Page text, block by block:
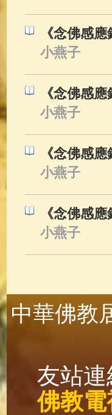
《念佛感
小燕子
《念佛感
小燕子
《念佛感
小燕子
《念佛感
小燕子
中華佛教
友站連
佛教電